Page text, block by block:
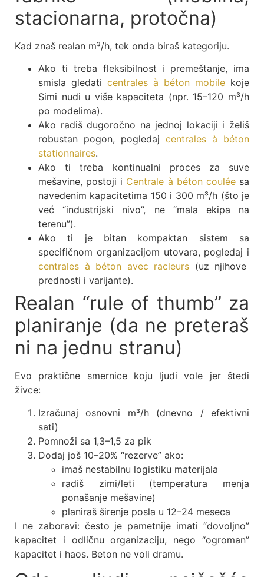
stacionarna, protočna)
Kad znaš realan m³/h, tek onda biraš kategoriju.
Ako ti treba fleksibilnost i premeštanje, ima
smisla gledati centrales à béton mobile koje
Simi nudi u više kapaciteta (npr. 15–120 m³/h
po modelima).
Ako radiš dugoročno na jednoj lokaciji i želiš
robustan pogon, pogledaj centrales à béton
stationnaires.
Ako ti treba kontinualni proces za suve
mešavine, postoji i Centrale à béton couléesa
navedenim kapacitetima 150 i 300 m³/h (što je
već “industrijski nivo”, ne “mala ekipa na
terenu”).
Ako ti je bitan kompaktan sistem sa
specifičnom organizacijom utovara, pogledaj i
centrales à béton avec racleurs (uz njihove
prednosti i varijante).
Realan “rule of thumb” za
planiranje (da ne preteraš
ni na jednu stranu)
Evo praktične smernice koju ljudi vole jer štedi
živce:
Izračunaj osnovni m³/h (dnevno / efektivni
sati)
Pomnoži sa 1,3–1,5 za pik
Dodaj još 10–20% “rezerve” ako:
imaš nestabilnu logistiku materijala
radiš zimi/leti (temperatura menja
ponašanje mešavine)
planiraš širenje posla u 12–24 meseca
I ne zaboravi: često je pametnije imati “dovoljno”
kapacitet i odličnu organizaciju, nego “ogroman”
kapacitet i haos. Beton ne voli dramu.